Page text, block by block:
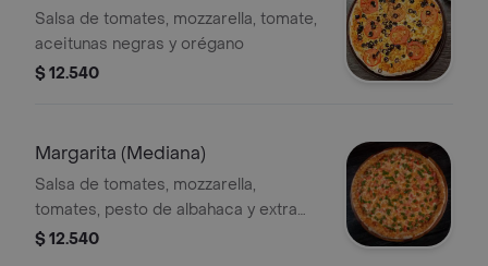
Salsa de tomates, mozzarella, tomate,
aceitunas negras y orégano
$ 12.540
Margarita (Mediana)
Salsa de tomates, mozzarella,
tomates, pesto de albahaca y extra
queso.
$ 12.540